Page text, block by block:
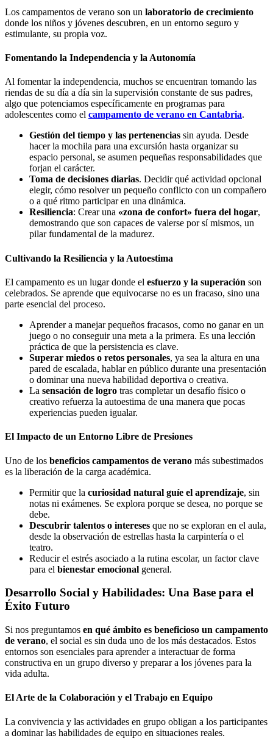
Los campamentos de verano son un laboratorio de crecimiento
donde los niños y jóvenes descubren, en un entorno seguro y
estimulante, su propia voz.
Fomentando la Independencia y la Autonomía
Al fomentar la independencia, muchos se encuentran tomando las
riendas de su día a día sin la supervisión constante de sus padres,
algo que potenciamos específicamente en programas para
adolescentes como el campamento de verano en Cantabria.
Gestión del tiempo y las pertenencias sin ayuda. Desde
hacer la mochila para una excursión hasta organizar su
espacio personal, se asumen pequeñas responsabilidades que
forjan el carácter.
Toma de decisiones diarias. Decidir qué actividad opcional
elegir, cómo resolver un pequeño conflicto con un compañero
o a qué ritmo participar en una dinámica.
Resiliencia: Crear una «zona de confort» fuera del hogar,
demostrando que son capaces de valerse por sí mismos, un
pilar fundamental de la madurez.
Cultivando la Resiliencia y la Autoestima
El campamento es un lugar donde el esfuerzo y la superación son
celebrados. Se aprende que equivocarse no es un fracaso, sino una
parte esencial del proceso.
Aprender a manejar pequeños fracasos, como no ganar en un
juego o no conseguir una meta a la primera. Es una lección
práctica de que la persistencia es clave.
Superar miedos o retos personales, ya sea la altura en una
pared de escalada, hablar en público durante una presentación
o dominar una nueva habilidad deportiva o creativa.
La sensación de logro tras completar un desafío físico o
creativo refuerza la autoestima de una manera que pocas
experiencias pueden igualar.
El Impacto de un Entorno Libre de Presiones
Uno de los beneficios campamentos de verano más subestimados
es la liberación de la carga académica.
Permitir que la curiosidad natural guíe el aprendizaje, sin
notas ni exámenes. Se explora porque se desea, no porque se
debe.
Descubrir talentos o intereses que no se exploran en el aula,
desde la observación de estrellas hasta la carpintería o el
teatro.
Reducir el estrés asociado a la rutina escolar, un factor clave
para el bienestar emocional general.
Desarrollo Social y Habilidades: Una Base para el
Éxito Futuro
Si nos preguntamos en qué ámbito es beneficioso un campamento
de verano, el social es sin duda uno de los más destacados. Estos
entornos son esenciales para aprender a interactuar de forma
constructiva en un grupo diverso y preparar a los jóvenes para la
vida adulta.
El Arte de la Colaboración y el Trabajo en Equipo
La convivencia y las actividades en grupo obligan a los participantes
a dominar las habilidades de equipo en situaciones reales.